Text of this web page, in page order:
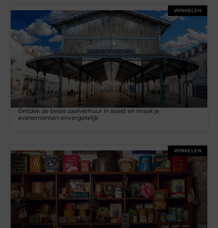
WINKELEN
Ontdek de beste zaalverhuur in soest en maak je
evenementen onvergetelijk
WINKELEN